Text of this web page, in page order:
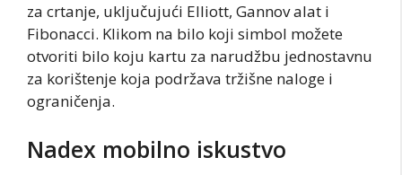
za crtanje, uključujući Elliott, Gannov alat i
Fibonacci. Klikom na bilo koji simbol možete
otvoriti bilo koju kartu za narudžbu jednostavnu
za korištenje koja podržava tržišne naloge i
ograničenja.
Nadex mobilno iskustvo